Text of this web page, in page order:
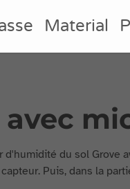
Material
du sol Grove
Puis, dans la